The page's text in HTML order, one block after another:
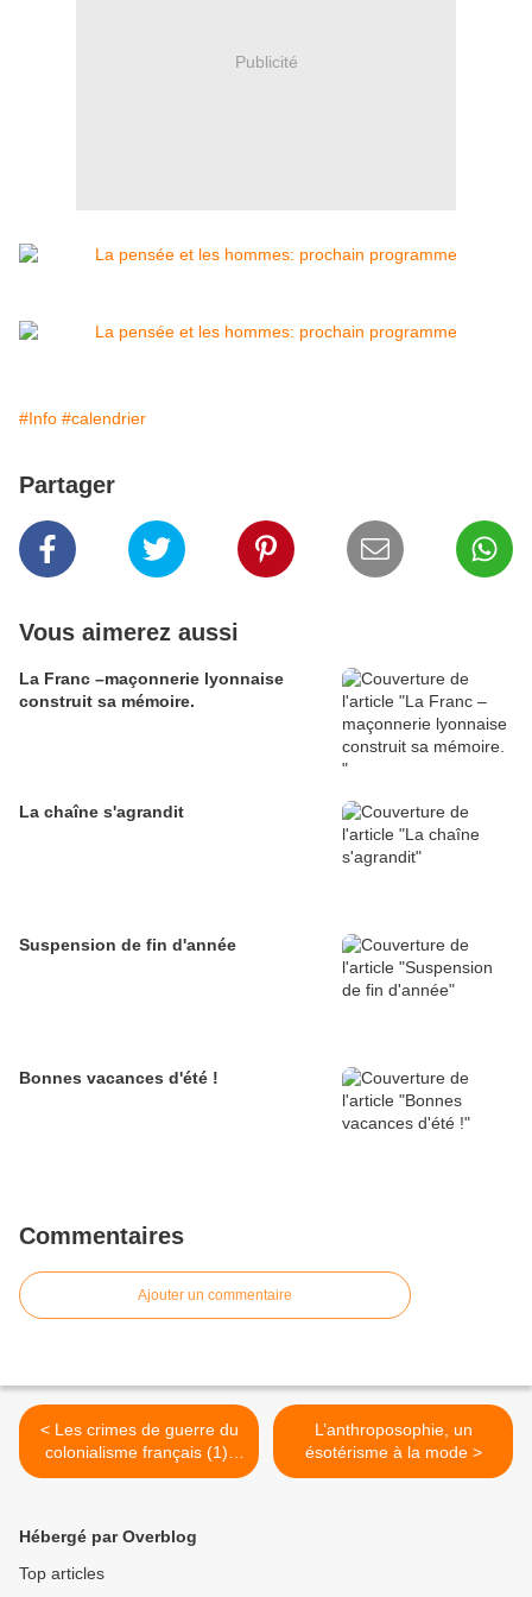
Publicité
#Info #calendrier
Partager
Vous aimerez aussi
La Franc –maçonnerie lyonnaise
construit sa mémoire.
La chaîne s'agrandit
Suspension de fin d'année
Bonnes vacances d'été !
Commentaires
Ajouter un commentaire
< Les crimes de guerre du
colonialisme français (1)/
Les massacres et viols de
L’anthroposophie, un
ésotérisme à la mode >
Hébergé par Overblog
Top articles